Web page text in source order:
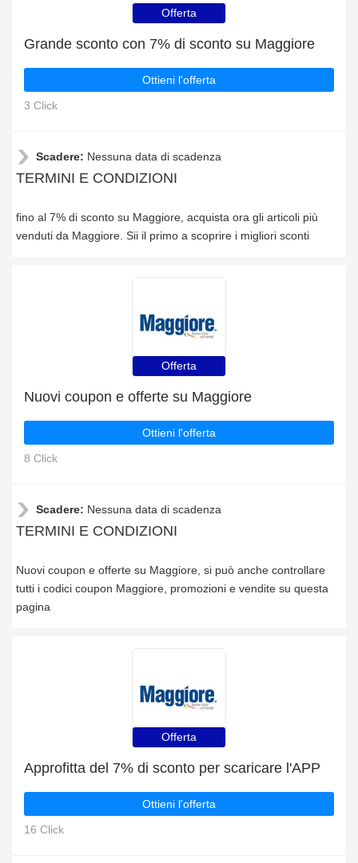
Offerta
Grande sconto con 7% di sconto su Maggiore
Ottieni l'offerta
3 Click
Scadere: Nessuna data di scadenza
TERMINI E CONDIZIONI
fino al 7% di sconto su Maggiore, acquista ora gli articoli più
venduti da Maggiore. Sii il primo a scoprire i migliori sconti
Offerta
Nuovi coupon e offerte su Maggiore
Ottieni l'offerta
8 Click
Scadere: Nessuna data di scadenza
TERMINI E CONDIZIONI
Nuovi coupon e offerte su Maggiore, si può anche controllare
tutti i codici coupon Maggiore, promozioni e vendite su questa
pagina
Offerta
Approfitta del 7% di sconto per scaricare l'APP
Ottieni l'offerta
16 Click